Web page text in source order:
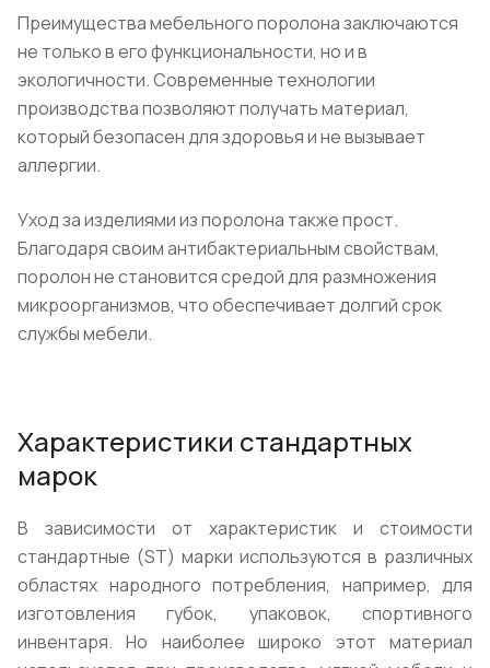
Преимущества мебельного поролона заключаются
не только в его функциональности, но и в
экологичности. Современные технологии
производства позволяют получать материал,
который безопасен для здоровья и не вызывает
аллергии.
Уход за изделиями из поролона также прост.
Благодаря своим антибактериальным свойствам,
поролон не становится средой для размножения
микроорганизмов, что обеспечивает долгий срок
службы мебели.
Характеристики стандартных
марок
В зависимости от характеристик и стоимости
стандартные (ST) марки используются в различных
областях народного потребления, например, для
изготовления губок, упаковок, спортивного
инвентаря. Но наиболее широко этот материал